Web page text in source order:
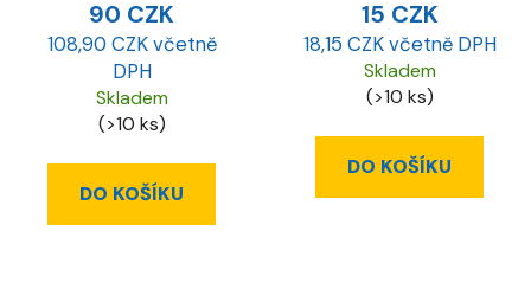
90 CZK
108,90 CZK včetně
DPH
Skladem
(>10 ks)
DO KOŠÍKU
15 CZK
18,15 CZK včetně DPH
Skladem
(>10 ks)
DO KOŠÍKU